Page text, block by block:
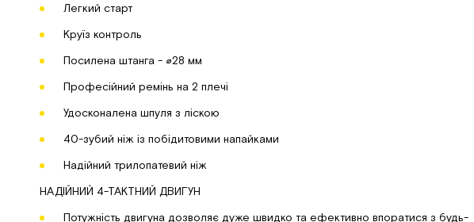
Легкий старт
Круїз контроль
Посилена штанга - ⌀28 мм
Професійний ремінь на 2 плечі
Удосконалена шпуля з ліскою
40-зубий ніж із побідитовими напайками
Надійний трилопатевий ніж
НАДІЙНИЙ 4-ТАКТНИЙ ДВИГУН
Потужність двигуна дозволяє дуже швидко та ефективно впоратися з будь-